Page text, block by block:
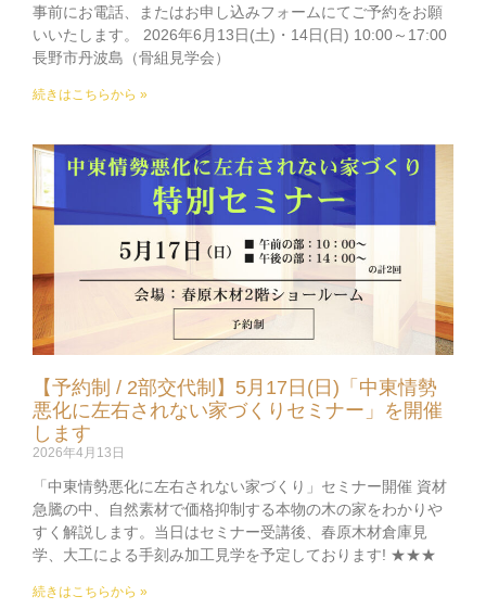
事前にお電話、またはお申し込みフォームにてご予約をお願
いいたします。 2026年6月13日(土)・14日(日) 10:00～17:00
長野市丹波島（骨組見学会）
続きはこちらから »
【予約制 / 2部交代制】5月17日(日)「中東情勢
悪化に左右されない家づくりセミナー」を開催
します
2026年4月13日
「中東情勢悪化に左右されない家づくり」セミナー開催 資材
急騰の中、自然素材で価格抑制する本物の木の家をわかりや
すく解説します。当日はセミナー受講後、春原木材倉庫見
学、大工による手刻み加工見学を予定しております! ★★★
続きはこちらから »